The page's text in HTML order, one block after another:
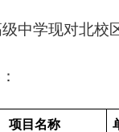
中学现对北校
项目名称